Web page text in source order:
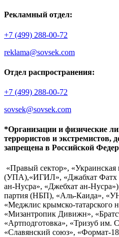
Рекламный отдел:
+7 (499) 288-00-72
reklama@sovsek.com
Отдел распространения:
+7 (499) 288-00-72
sovsek@sovsek.com
*Организации и физические
террористов и экстремистов,
запрещена в Российской
«Правый сектор», «Украинская
(УПА),«ИГИЛ», «Джабхат Фатх
ан-Нусра», «Джебхат ан-
партия (НБП), «Аль-Каида»,
«Меджлис крымско-татарского
«Мизантропик Дивижн»,
«Артподготовка», «Тризуб им.
«Славянский союз», «Формат-